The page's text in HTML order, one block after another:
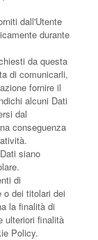
dall'Utente
durante
da questa
di comunicarli,
fornire il
alcuni Dati
dal
conseguenza
siano
di
o dei titolari dei
la finalità di
ulteriori finalità
Policy.